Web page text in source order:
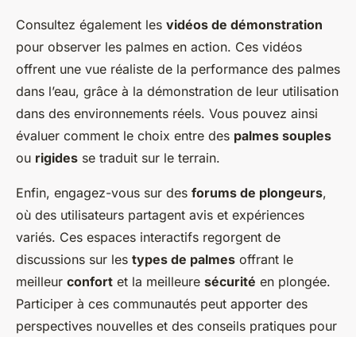
Consultez également les vidéos de démonstration
pour observer les palmes en action. Ces vidéos
offrent une vue réaliste de la performance des palmes
dans l’eau, grâce à la démonstration de leur utilisation
dans des environnements réels. Vous pouvez ainsi
évaluer comment le choix entre des palmes souples
ou rigides se traduit sur le terrain.
Enfin, engagez-vous sur des forums de plongeurs,
où des utilisateurs partagent avis et expériences
variés. Ces espaces interactifs regorgent de
discussions sur les types de palmes offrant le
meilleur confort et la meilleure sécurité en plongée.
Participer à ces communautés peut apporter des
perspectives nouvelles et des conseils pratiques pour